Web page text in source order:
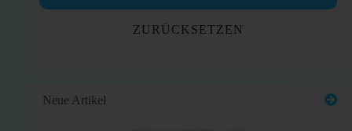
ZURÜCKSETZEN
Neue Artikel